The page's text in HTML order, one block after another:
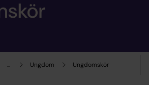
... Ungdom Ungdomskör